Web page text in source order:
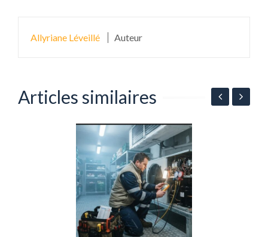
Allyriane Léveillé Auteur
Articles similaires